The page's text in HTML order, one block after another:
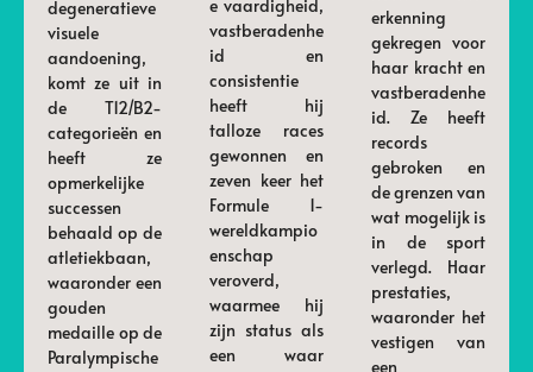
degeneratieve
visuele
aandoening,
komt ze uit in
de T12/B2-
categorieën en
heeft ze
opmerkelijke
successen
behaald op de
atletiekbaan,
waaronder een
gouden
medaille op de
Paralympische
e vaardigheid,
vastberadenhe
id en
consistentie
heeft hij
talloze races
gewonnen en
zeven keer het
Formule 1-
wereldkampio
enschap
veroverd,
waarmee hij
zijn status als
een waar
erkenning
gekregen voor
haar kracht en
vastberadenhe
id. Ze heeft
records
gebroken en
de grenzen van
wat mogelijk is
in de sport
verlegd. Haar
prestaties,
waaronder het
vestigen van
een